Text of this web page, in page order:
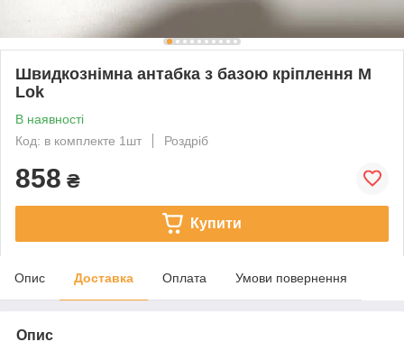
Швидкознімна антабка з базою кріплення M
Lok
В наявності
Код: в комплекте 1шт
Роздріб
858 ₴
Купити
Опис Доставка Оплата Умови повернення
Опис